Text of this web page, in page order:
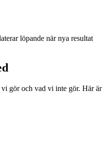
löpande när nya resultat
gör och vad vi inte gör. Här är